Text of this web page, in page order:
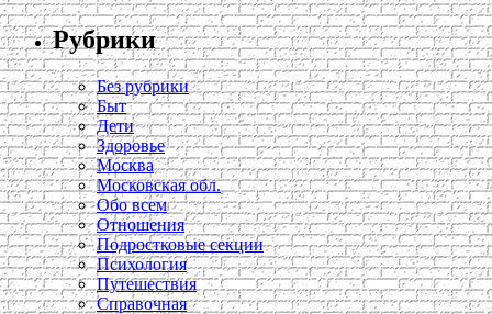
Рубрики
Без рубрики
Быт
Дети
Здоровье
Москва
Московская обл.
Обо всем
Отношения
Подростковые секции
Психология
Путешествия
Справочная